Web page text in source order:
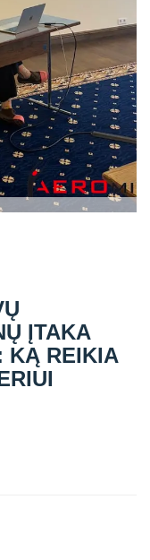
ĮTAKA
KĄ REIKIA